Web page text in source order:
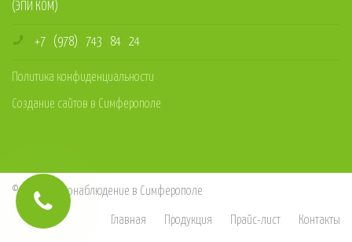
(ЭПИ КОМ)
+7 (978) 743 84 24
Политика конфиденциальности
Создание сайтов в Симферополе
© 2026 Видеонаблюдение в Симферополе
Главная Продукция Прайс-лист Контакты